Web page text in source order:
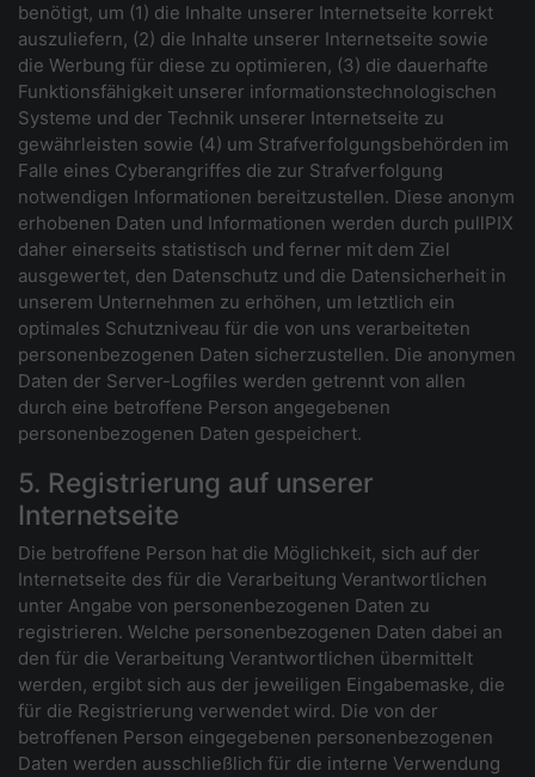
benötigt, um (1) die Inhalte unserer Internetseite korrekt
auszuliefern, (2) die Inhalte unserer Internetseite sowie
die Werbung für diese zu optimieren, (3) die dauerhafte
Funktionsfähigkeit unserer informationstechnologischen
Systeme und der Technik unserer Internetseite zu
gewährleisten sowie (4) um Strafverfolgungsbehörden im
Falle eines Cyberangriffes die zur Strafverfolgung
notwendigen Informationen bereitzustellen. Diese anonym
erhobenen Daten und Informationen werden durch pullPIX
daher einerseits statistisch und ferner mit dem Ziel
ausgewertet, den Datenschutz und die Datensicherheit in
unserem Unternehmen zu erhöhen, um letztlich ein
optimales Schutzniveau für die von uns verarbeiteten
personenbezogenen Daten sicherzustellen. Die anonymen
Daten der Server-Logfiles werden getrennt von allen
durch eine betroffene Person angegebenen
personenbezogenen Daten gespeichert.
5. Registrierung auf unserer
Internetseite
Die betroffene Person hat die Möglichkeit, sich auf der
Internetseite des für die Verarbeitung Verantwortlichen
unter Angabe von personenbezogenen Daten zu
registrieren. Welche personenbezogenen Daten dabei an
den für die Verarbeitung Verantwortlichen übermittelt
werden, ergibt sich aus der jeweiligen Eingabemaske, die
für die Registrierung verwendet wird. Die von der
betroffenen Person eingegebenen personenbezogenen
Daten werden ausschließlich für die interne Verwendung